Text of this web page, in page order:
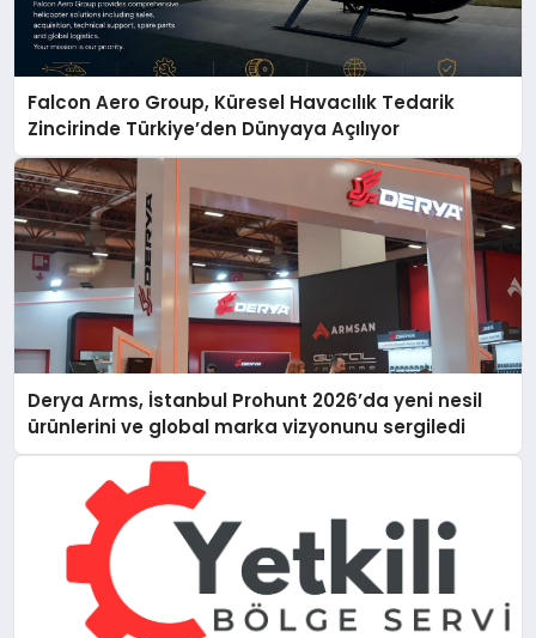
Falcon Aero Group, Küresel Havacılık Tedarik
Zincirinde Türkiye’den Dünyaya Açılıyor
Derya Arms, İstanbul Prohunt 2026’da yeni nesil
ürünlerini ve global marka vizyonunu sergiledi